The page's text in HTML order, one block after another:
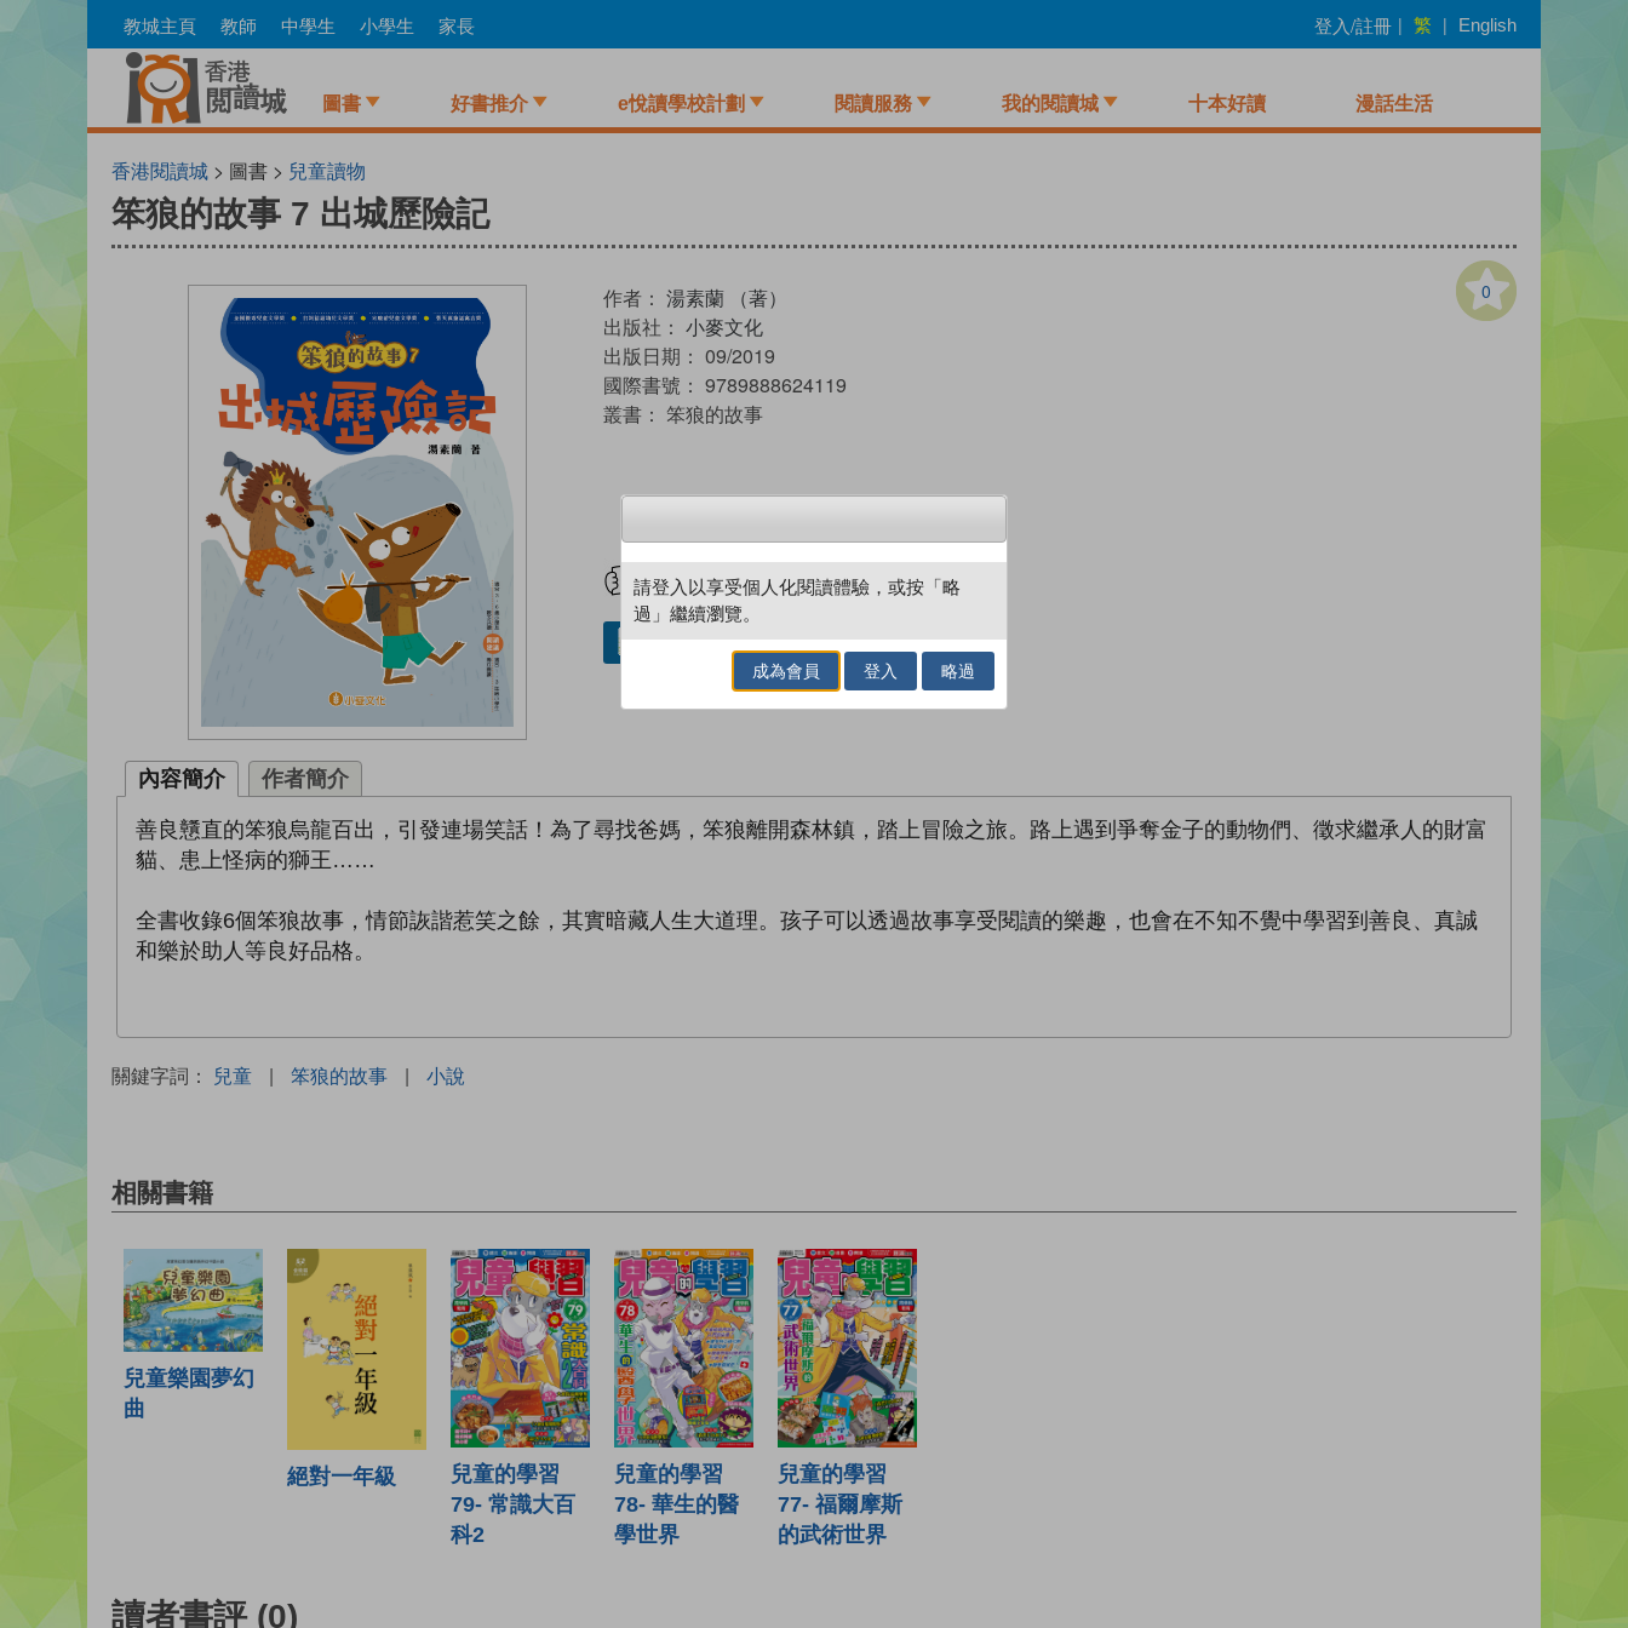
to
教城主頁 教師 中學生 小學生 家長 登入/註冊 | 繁 | English
圖書 好書推介 e悅讀學校計劃 閱讀服務 我的閱讀城 十本好讀 漫話生活
香港閱讀城 > 圖書 > 兒童讀物
笨狼的故事 7 出城歷險記
0
作者： 湯素蘭 （著）
出版社： 小麥文化
出版日期： 09/2019
國際書號： 9789888624119
叢書： 笨狼的故事
試閲 加入閱讀紀錄
借閱實體書
內容簡介 作者簡介
善良戇直的笨狼烏龍百出，引發連場笑話！為了尋找爸媽，笨狼離開森林鎮，踏上冒險之旅。路上遇到爭奪金子的動物們、徵求繼承人的財富
貓、患上怪病的獅王……
全書收錄6個笨狼故事，情節詼諧惹笑之餘，其實暗藏人生大道理。孩子可以透過故事享受閱讀的樂趣，也會在不知不覺中學習到善良、真誠
和樂於助人等良好品格。
關鍵字詞： 兒童 | 笨狼的故事 | 小說
相關書籍
兒童樂園夢幻
曲
絕對一年級
兒童的學習
79- 常識大百
科2
兒童的學習
78- 華生的醫
學世界
兒童的學習
77- 福爾摩斯
的武術世界
讀者書評 (0)
請登入以享受個人化閱讀體驗，或按「略
過」繼續瀏覽。
成為會員 登入 略過